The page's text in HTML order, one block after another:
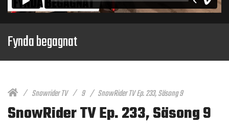
Fynda begagnat
Snowrider TV 9 SnowRider TV Ep. 233, Säsong 9
SnowRider TV Ep. 233, Säsong 9